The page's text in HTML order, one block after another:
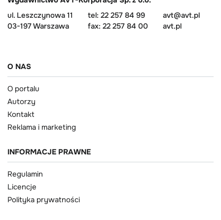
ul. Leszczynowa 11
03-197 Warszawa
tel: 22 257 84 99
fax: 22 257 84 00
avt@avt.pl
avt.pl
O NAS
O portalu
Autorzy
Kontakt
Reklama i marketing
INFORMACJE PRAWNE
Regulamin
Licencje
Polityka prywatności